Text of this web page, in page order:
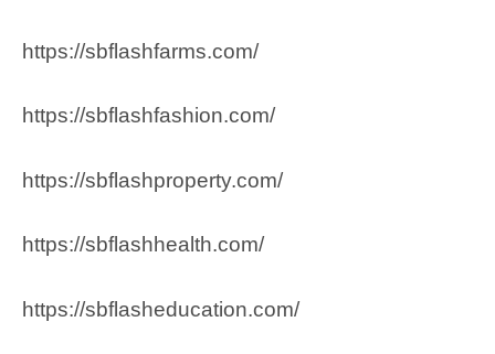
https://sbflashfarms.com/
https://sbflashfashion.com/
https://sbflashproperty.com/
https://sbflashhealth.com/
https://sbflasheducation.com/